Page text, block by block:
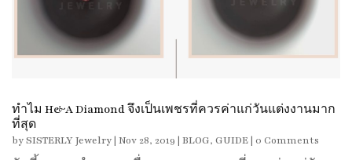
ทำไม H&A Diamond จึงเป็นเพชรที่ควรค่าแก่วันแต่งงานมาก
ที่สุด
bySISTERLY Jewelry | Nov 28, 2019 | BLOG, GUIDE | 0 Comments